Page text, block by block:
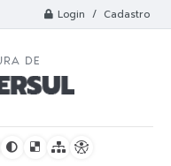
Login / Cadastro